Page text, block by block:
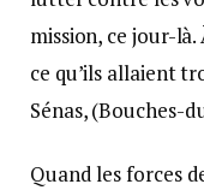
mission, ce jour-
ce qu’ils allaient
Sénas, (Bouches-
Quand les forces